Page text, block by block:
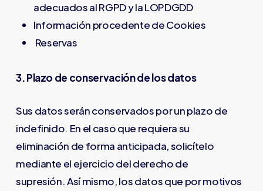
adecuados al RGPD y la LOPDGDD
Información procedente de Cookies
Reservas
3. Plazo de conservación de los datos
Sus datos serán conservados por un plazo de
indefinido. En el caso que requiera su
eliminación de forma anticipada, solicítelo
mediante el ejercicio del derecho de
supresión. Así mismo, los datos que por motivos